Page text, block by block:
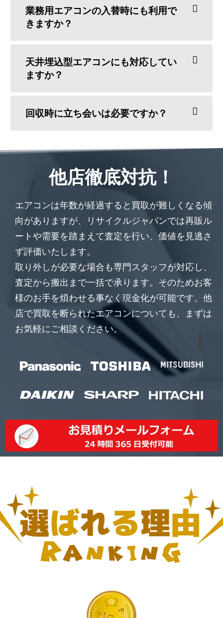
業務用エアコンの入替時にも利用で
きますか？
天井埋込型エアコンにも対応してい
ますか？
回収時に立ち会いは必要ですか？
他店徹底対抗！
エアコンは年数が経過すると買取が難しくなる傾
向がありますが、リサイクルジャパンでは再販ル
ートや需要を踏まえて査定を行い、価値を見逃さ
ず評価いたします。
取り外しが必要な場合も専門スタッフが対応し、
査定から搬出まで一括で承ります。そのためお客
様のお手を煩わせる事なく現金化が可能です。他
店で買取を断られたエアコンについても、まずは
お気軽にご相談ください。